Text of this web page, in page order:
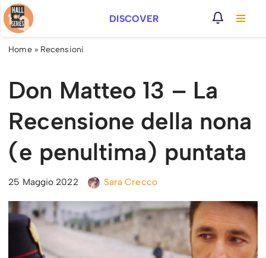
Vai
al
DISCOVER
Home» Recensioni
Don Matteo 13 – La
Recensione della nona
(e penultima) puntata
25 Maggio 2022 Sara Crecco